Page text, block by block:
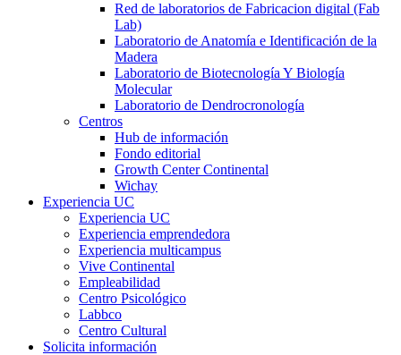
Red de laboratorios de Fabricacion digital (Fab
Lab)
Laboratorio de Anatomía e Identificación de la
Madera
Laboratorio de Biotecnología Y Biología
Molecular
Laboratorio de Dendrocronología
Centros
Hub de información
Fondo editorial
Growth Center Continental
Wichay
Experiencia UC
Experiencia UC
Experiencia emprendedora
Experiencia multicampus
Vive Continental
Empleabilidad
Centro Psicológico
Labbco
Centro Cultural
Solicita información